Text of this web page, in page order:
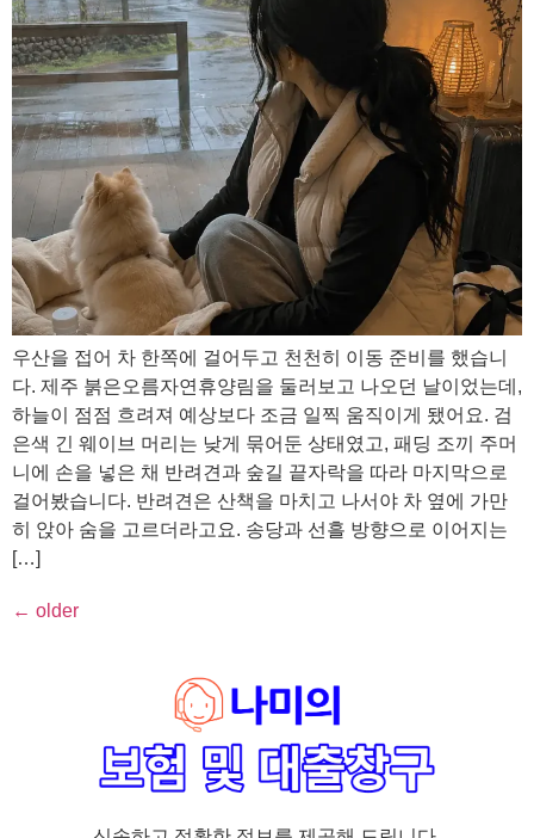
우산을 접어 차 한쪽에 걸어두고 천천히 이동 준비를 했습니
다. 제주 붉은오름자연휴양림을 둘러보고 나오던 날이었는데,
하늘이 점점 흐려져 예상보다 조금 일찍 움직이게 됐어요. 검
은색 긴 웨이브 머리는 낮게 묶어둔 상태였고, 패딩 조끼 주머
니에 손을 넣은 채 반려견과 숲길 끝자락을 따라 마지막으로
걸어봤습니다. 반려견은 산책을 마치고 나서야 차 옆에 가만
히 앉아 숨을 고르더라고요. 송당과 선흘 방향으로 이어지는
[…]
← older